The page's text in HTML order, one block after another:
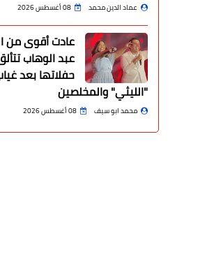
عماد الدين محمد 08 أغسطس 2026
عادت أقوى من
عبد الوهاب
حفلاتها بعد
"الليثي" والمخلصين
محمد ابو سيف 08 أغسطس 2026